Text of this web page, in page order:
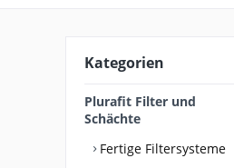
Kategorien
Plurafit Filter und
Schächte
Fertige Filtersysteme